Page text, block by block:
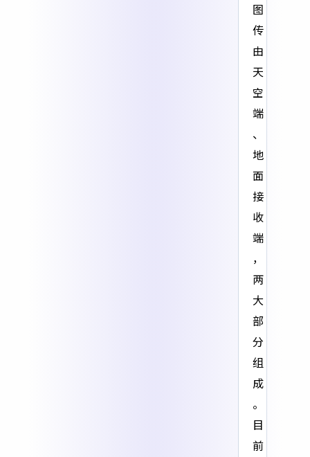
图
传
由
天
空
端
、
地
面
接
收
端
，
两
大
部
分
组
成
。
目
前